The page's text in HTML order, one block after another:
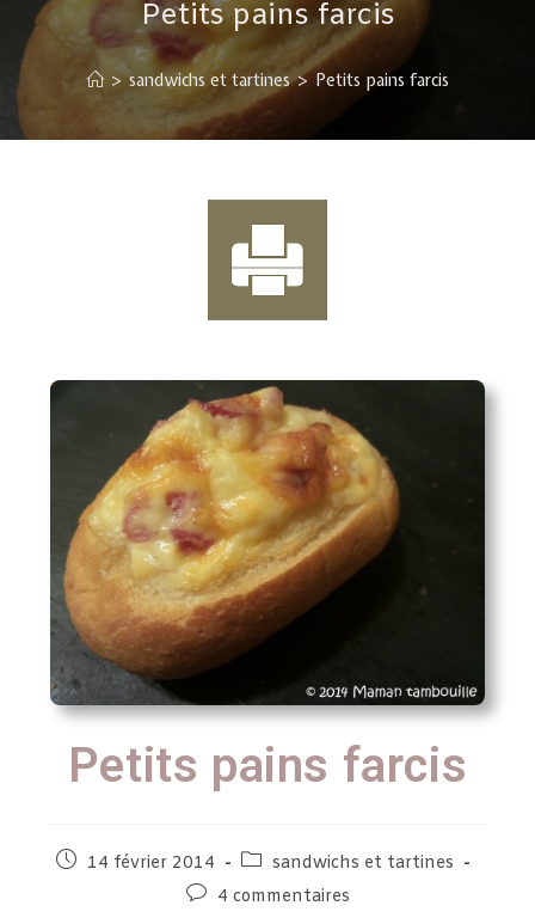
Petits pains farcis
> sandwichs et tartines > Petits pains farcis
Petits pains farcis
14 février 2014
sandwichs et tartines
4 commentaires